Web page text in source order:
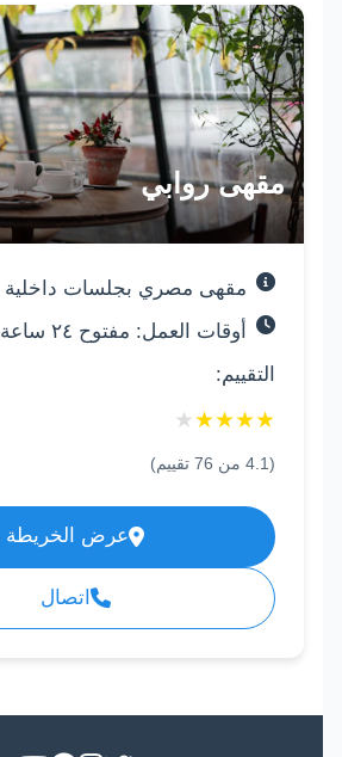
مقهى روابي
مقهى مصري بجلسات داخلية
أوقات العمل: مفتوح ٢٤ ساعة.
التقييم:
★
★
★
★
★
(
4.1 من 76 تقييم)
عرض الخريطة
اتصال